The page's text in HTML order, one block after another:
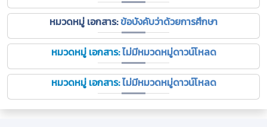
หมวดหมู่ เอกสาร:ข้อบังคับว่าด้วยการศึกษา
หมวดหมู่ เอกสาร:ไม่มีหมวดหมู่ดาวน์โหลด
หมวดหมู่ เอกสาร:ไม่มีหมวดหมู่ดาวน์โหลด